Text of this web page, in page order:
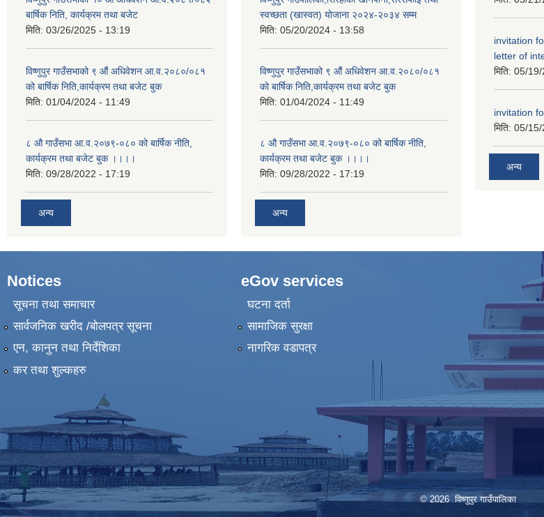
बार्षिक निति, कार्यक्रम तथा बजेट
मिति: 03/26/2025 - 13:19
विष्णुपुर गाउँसभाको ९ औं अधिवेशन आ.व.२०८०/०८१
को बार्षिक निति,कार्यक्रम तथा बजेट बुक
मिति: 01/04/2024 - 11:49
८ औ गाउँसभा आ.व.२०७९-०८० को बार्षिक नीति,
कार्यक्रम तथा बजेट बुक ।।।।
मिति: 09/28/2022 - 17:19
अन्य
स्वच्छता (खास्वत) योजाना २०२४-२०३४ सम्म
मिति: 05/20/2024 - 13:58
विष्णुपुर गाउँसभाको ९ औं अधिवेशन आ.व.२०८०/०८१
को बार्षिक निति,कार्यक्रम तथा बजेट बुक
मिति: 01/04/2024 - 11:49
८ औ गाउँसभा आ.व.२०७९-०८० को बार्षिक नीति,
कार्यक्रम तथा बजेट बुक ।।।।
मिति: 09/28/2022 - 17:19
अन्य
invitation
letter of
मिति: 05/19/
invitation
मिति: 05/15/
अन्य
Notices
सूचना तथा समाचार
सार्वजनिक खरीद /बोलपत्र सूचना
एन, कानुन तथा निर्देशिका
कर तथा शुल्कहरु
eGov services
घटना दर्ता
सामाजिक सुरक्षा
नागरिक वडापत्र
© 2026 विष्णुपुर गाउँपालिका